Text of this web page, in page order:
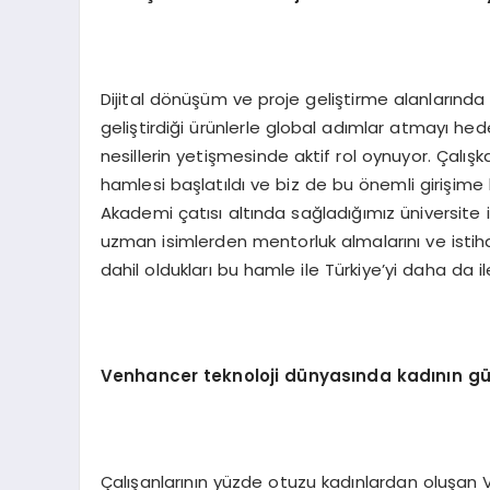
Dijital dönüşüm ve proje geliştirme
geliştirdiği ürünlerle global adımlar atmayı
nesillerin yetişmesinde aktif rol oynuyor.
hamlesi başlatıldı ve biz de bu önemli
Akademi çatısı altında sağladığımız
uzman isimlerden mentorluk almalarını ve
dahil oldukları bu hamle ile Türkiye’yi daha da
Venhancer teknoloji dünyasında kadının
Çalışanlarının yüzde otuzu kadınlardan